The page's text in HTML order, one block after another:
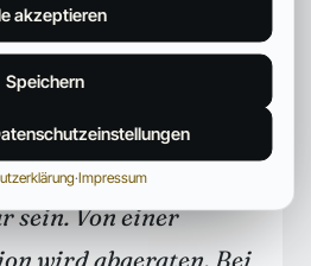
oder nicht
und fallen
und Anti-
und Handel
sein. Von einer
wird abgeraten. Bei
akzeptieren
Speichern
·Impressum